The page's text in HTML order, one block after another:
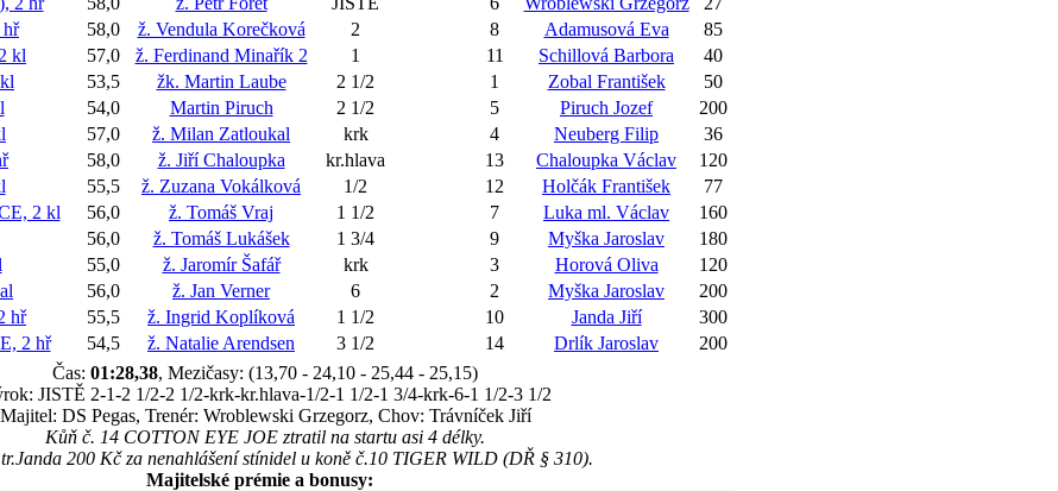
58,0 ž. Vendula Korečková 2 8 Adamusová Eva
85
kl 57,0 ž. Ferdinand Minařík 2 1 11 Schillová Barbora
40
53,5 žk. Martin Laube 2 1/2 1 Zobal František
50
54,0 Martin Piruch 2 1/2 5 Piruch Jozef
200
57,0 ž. Milan Zatloukal krk 4 Neuberg Filip
36
58,0 ž. Jiří Chaloupka kr.hlava 13 Chaloupka Václav
120
55,5 ž. Zuzana Vokálková 1/2 12 Holčák František
77
2 kl 56,0 ž. Tomáš Vraj 1 1/2 7 Luka ml. Václav
160
56,0 ž. Tomáš Lukášek 1 3/4 9 Myška Jaroslav
180
55,0 ž. Jaromír Šafář krk 3 Horová Oliva
120
56,0 ž. Jan Verner 6 2 Myška Jaroslav
200
hř 55,5 ž. Ingrid Koplíková 1 1/2 10 Janda Jiří
300
2 hř 54,5 ž. Natalie Arendsen 3 1/2 14 Drlík Jaroslav
200
Čas: 01:28,38, Mezičasy: (13,70 - 24,10 - 25,44 - 25,15)
JISTĚ 2-1-2 1/2-2 1/2-krk-kr.hlava-1/2-1 1/2-1 3/4-krk-6-1 1/2-3 1/2
Majitel: DS Pegas, Trenér: Wroblewski Grzegorz, Chov: Trávníček Jiří
Kůň č. 14 COTTON EYE JOE ztratil na startu asi 4 délky.
200 Kč za nenahlášení stínidel u koně č.10 TIGER WILD (DŘ § 310).
Majitelské prémie a bonusy: